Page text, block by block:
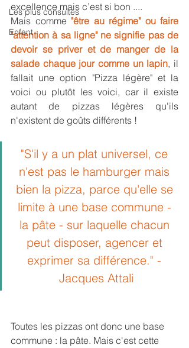
Les plus consultés
Enfant
excellence mais c’est si bon ....
Mais comme "être au régime" ou faire
"attention à sa ligne" ne signifie pas de
devoir se priver et de manger de la
salade chaque jour comme un lapin, il
fallait une option "Pizza légère" et la
voici ou plutôt les voici, car il existe
autant de pizzas légères qu'ils
n'existent de goûts différents !
"S'il y a un plat universel, ce
n'est pas le hamburger mais
bien la pizza, parce qu'elle se
limite à une base commune -
la pâte - sur laquelle chacun
peut disposer, agencer et
exprimer sa différence." -
Jacques Attali
Toutes les pizzas ont donc une base
commune : la pâte. Mais c'est cette